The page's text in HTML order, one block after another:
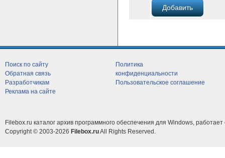
Поиск по сайту
Обратная связь
Разработчикам
Реклама на сайте
Политика
конфиденциальности
Пользовательское соглашение
Filebox.ru каталог архив программного обеспечения для Windows, работает
Copyright © 2003-2026 Filebox.ruAll Rights Reserved.